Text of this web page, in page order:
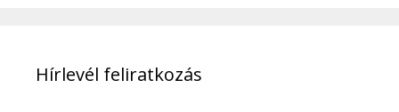
Hírlevél feliratkozás